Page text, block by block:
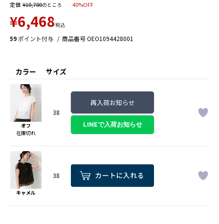
定価 ¥10,780のところ 40%OFF
¥6,468税込
59ポイント付与 商品番号OEO1094428001
サイズ
カラー
オフ
在庫切れ
38
再入荷お知らせ
キャメル
38